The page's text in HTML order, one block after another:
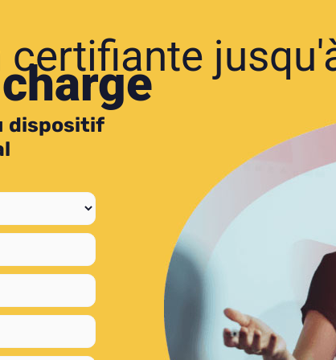
dispositif